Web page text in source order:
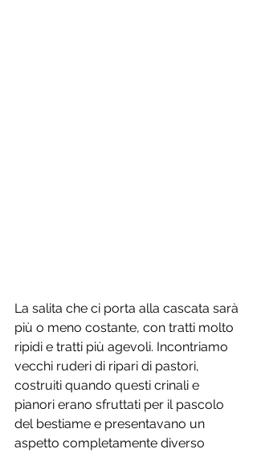
La salita che ci porta alla cascata sarà
più o meno costante, con tratti molto
ripidi e tratti più agevoli. Incontriamo
vecchi ruderi di ripari di pastori,
costruiti quando questi crinali e
pianori erano sfruttati per il pascolo
del bestiame e presentavano un
aspetto completamente diverso